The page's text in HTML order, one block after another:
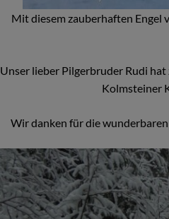
Mit diesem zauberhaften Engel
Unser lieber Pilgerbruder Rudi
Kolmsteiner
Wir danken für die